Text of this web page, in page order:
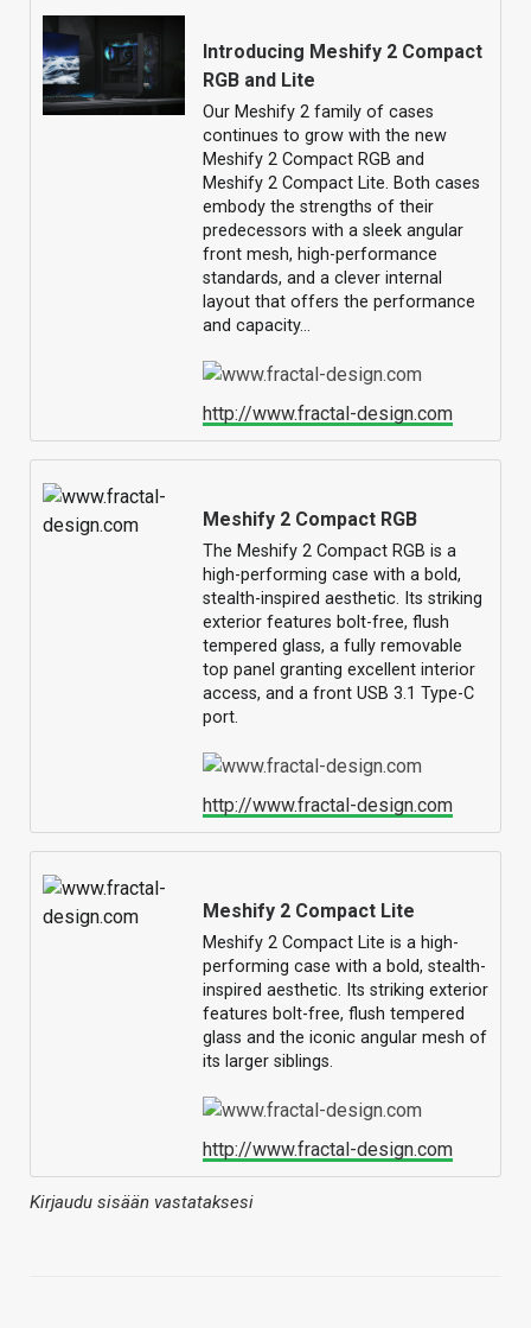
Introducing Meshify 2 Compact
RGB and Lite
Our Meshify 2 family of cases
continues to grow with the new
Meshify 2 Compact RGB and
Meshify 2 Compact Lite. Both cases
embody the strengths of their
predecessors with a sleek angular
front mesh, high-performance
standards, and a clever internal
layout that offers the performance
and capacity…
http://www.fractal-design.com
Meshify 2 Compact RGB
The Meshify 2 Compact RGB is a
high-performing case with a bold,
stealth-inspired aesthetic. Its striking
exterior features bolt-free, flush
tempered glass, a fully removable
top panel granting excellent interior
access, and a front USB 3.1 Type-C
port.
http://www.fractal-design.com
Meshify 2 Compact Lite
Meshify 2 Compact Lite is a high-
performing case with a bold, stealth-
inspired aesthetic. Its striking exterior
features bolt-free, flush tempered
glass and the iconic angular mesh of
its larger siblings.
http://www.fractal-design.com
Kirjaudu sisään vastataksesi